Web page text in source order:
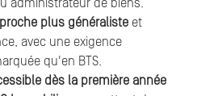
administrateur de biens.
plus généraliste et
avec une exigence
qu'en BTS.
dès la première année